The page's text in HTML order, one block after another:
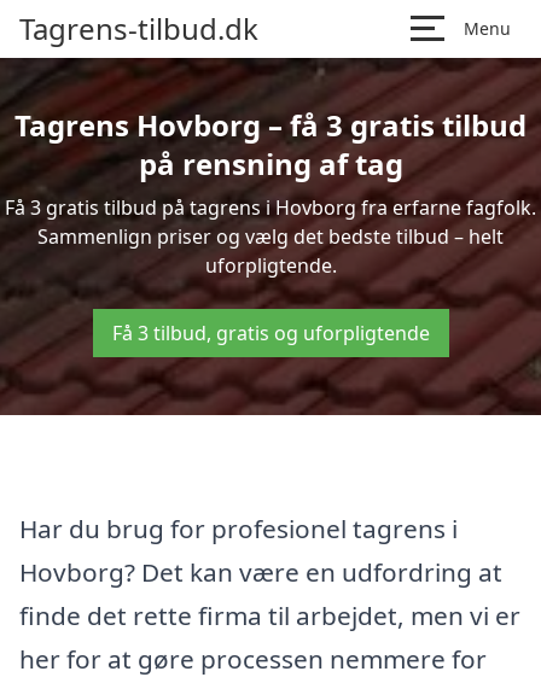
Tagrens-tilbud.dk Menu
Tagrens Hovborg – få 3 gratis tilbud
på rensning af tag
Få 3 gratis tilbud på tagrens i Hovborg fra erfarne fagfolk.
Sammenlign priser og vælg det bedste tilbud – helt
uforpligtende.
Få 3 tilbud, gratis og uforpligtende
Har du brug for profesionel tagrens i
Hovborg? Det kan være en udfordring at
finde det rette firma til arbejdet, men vi er
her for at gøre processen nemmere for